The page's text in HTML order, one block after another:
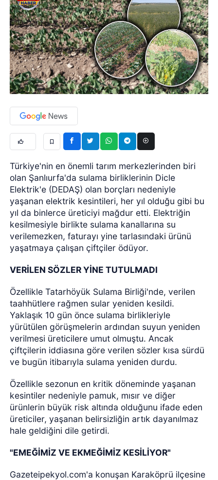
Türkiye'nin en önemli tarım merkezlerinden biri
olan Şanlıurfa'da sulama birliklerinin Dicle
Elektrik'e (DEDAŞ) olan borçları nedeniyle
yaşanan elektrik kesintileri, her yıl olduğu gibi bu
yıl da binlerce üreticiyi mağdur etti. Elektriğin
kesilmesiyle birlikte sulama kanallarına su
verilemezken, faturayı yine tarlasındaki ürünü
yaşatmaya çalışan çiftçiler ödüyor.
VERİLEN SÖZLER YİNE TUTULMADI
Özellikle Tatarhöyük Sulama Birliği'nde, verilen
taahhütlere rağmen sular yeniden kesildi.
Yaklaşık 10 gün önce sulama birlikleriyle
yürütülen görüşmelerin ardından suyun yeniden
verilmesi üreticilere umut olmuştu. Ancak
çiftçilerin iddiasına göre verilen sözler kısa sürdü
ve bugün itibarıyla sulama yeniden durdu.
Özellikle sezonun en kritik döneminde yaşanan
kesintiler nedeniyle pamuk, mısır ve diğer
ürünlerin büyük risk altında olduğunu ifade eden
üreticiler, yaşanan belirsizliğin artık dayanılmaz
hale geldiğini dile getirdi.
"EMEĞİMİZ VE EKMEĞİMİZ KESİLİYOR"
Gazeteipekyol.com'a konuşan Karaköprü ilçesine